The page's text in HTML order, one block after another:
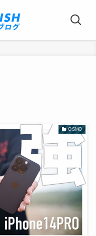
OSMO